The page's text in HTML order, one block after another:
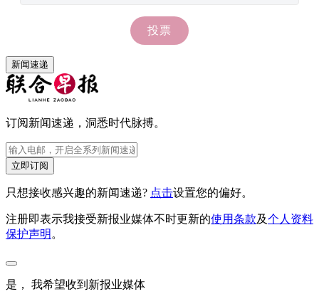
新闻速递
订阅新闻速递，洞悉时代脉搏。
立即订阅
只想接收感兴趣的新闻速递? 点击设置您的偏好。
注册即表示我接受新报业媒体不时更新的使用条款及个人资料
保护声明 。
是， 我希望收到新报业媒体